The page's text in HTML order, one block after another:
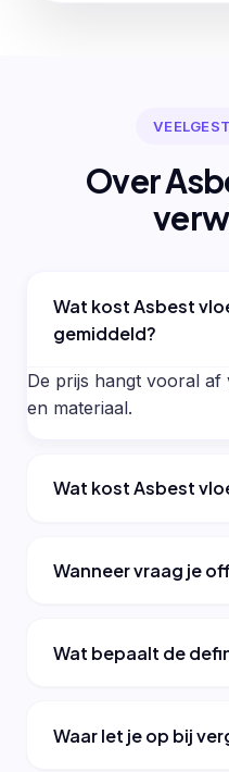
Over
Wat kost Asbest
gemiddeld?
De prijs hangt vooral
en materiaal.
Wat kost Asbest
Wanneer vraag je
Wat bepaalt de
Waar let je op bij